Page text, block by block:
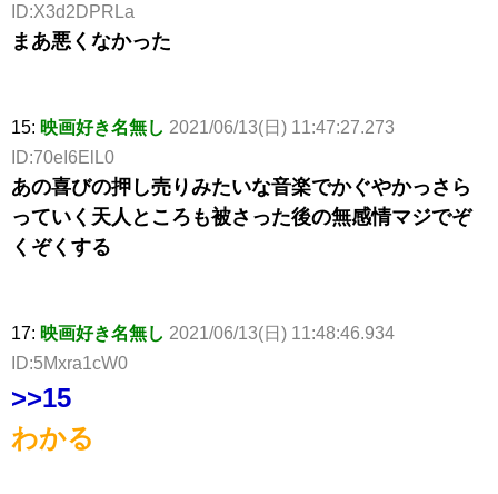
ID:X3d2DPRLa
まあ悪くなかった
15: 映画好き名無し 2021/06/13(日) 11:47:27.273
ID:70eI6ElL0
あの喜びの押し売りみたいな音楽でかぐやかっさら
っていく天人ところも被さった後の無感情マジでぞ
くぞくする
17: 映画好き名無し 2021/06/13(日) 11:48:46.934
ID:5Mxra1cW0
>>15
わかる